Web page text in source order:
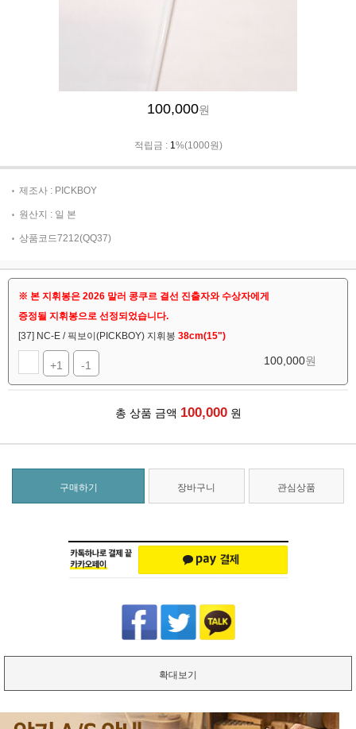
100,000원
적립금 : 1%(1000원)
제조사 : PICKBOY
원산지 : 일 본
상품코드7212(QQ37)
※ 본 지휘봉은 2026 말러 콩쿠르 결선 진출자와 수상자에게
증정될 지휘봉으로 선정되었습니다.
[37] NC-E / 픽보이(PICKBOY) 지휘봉 38cm(15")
+1 -1 100,000원
총 상품 금액 100,000 원
구매하기 장바구니 관심상품
확대보기